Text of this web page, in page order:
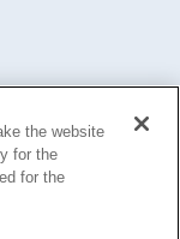
the website
for the
for the